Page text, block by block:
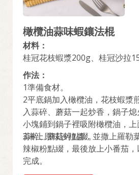
橄欖油蒜味蝦鑲法棍
材料：
桂冠花枝蝦漿200g、桂冠沙拉
1條250g、蘑菇100g、蒜頭30g
5g、辣椒粉3g
作法：
1準備食材。
2平底鍋加入橄欖油，花枝蝦漿
入蒜碎、蘑菇一起炒香，鍋子
小塊鋪到鍋子裡吸附橄欖油，上
蒜碎、蘑菇碎點綴。
3淋上原味沙拉醬，並撒上羅勒
辣椒粉點綴，最後放上小番茄
完成。